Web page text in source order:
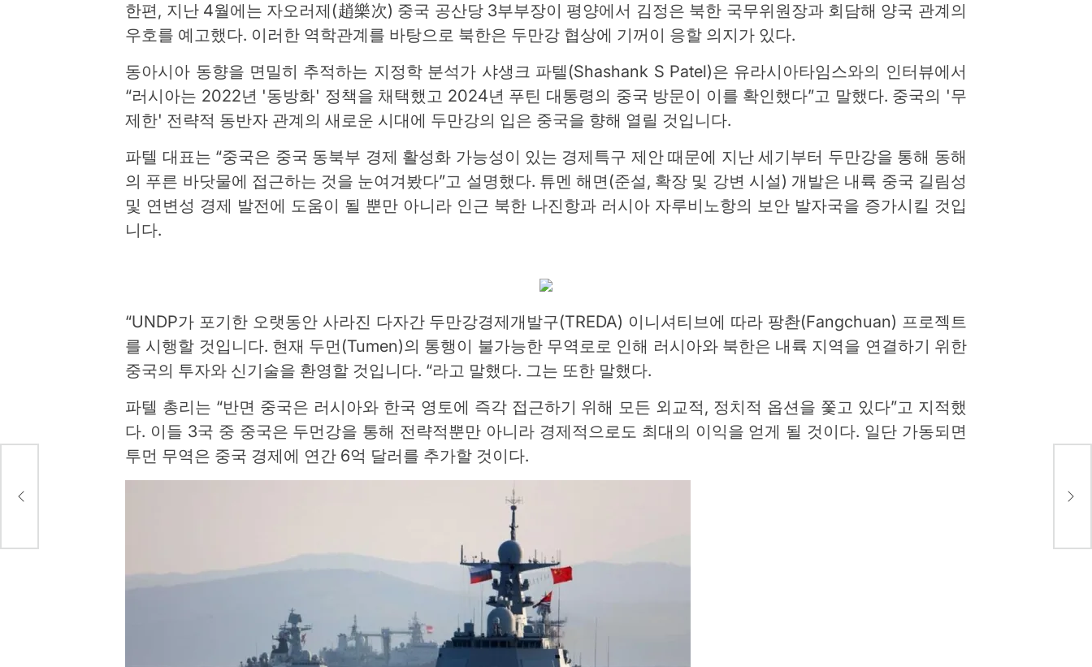
한편, 지난 4월에는 자오러제(趙樂次) 중국 공산당 3부부장이 평양에서 김정은 북한 국무위원장과 회담해 양국 관계의
우호를 예고했다. 이러한 역학관계를 바탕으로 북한은 두만강 협상에 기꺼이 응할 의지가 있다.
동아시아 동향을 면밀히 추적하는 지정학 분석가 샤생크 파텔(Shashank S Patel)은 유라시아타임스와의 인터뷰에서
“러시아는 2022년 '동방화' 정책을 채택했고 2024년 푸틴 대통령의 중국 방문이 이를 확인했다”고 말했다. 중국의 '무
제한' 전략적 동반자 관계의 새로운 시대에 두만강의 입은 중국을 향해 열릴 것입니다.
파텔 대표는 “중국은 중국 동북부 경제 활성화 가능성이 있는 경제특구 제안 때문에 지난 세기부터 두만강을 통해 동해
의 푸른 바닷물에 접근하는 것을 눈여겨봤다”고 설명했다. 튜멘 해면(준설, 확장 및 강변 시설) 개발은 내륙 중국 길림성
및 연변성 경제 발전에 도움이 될 뿐만 아니라 인근 북한 나진항과 러시아 자루비노항의 보안 발자국을 증가시킬 것입
니다.
“UNDP가 포기한 오랫동안 사라진 다자간 두만강경제개발구(TREDA) 이니셔티브에 따라 팡촨(Fangchuan) 프로젝트
를 시행할 것입니다. 현재 두먼(Tumen)의 통행이 불가능한 무역로로 인해 러시아와 북한은 내륙 지역을 연결하기 위한
중국의 투자와 신기술을 환영할 것입니다. “라고 말했다. 그는 또한 말했다.
파텔 총리는 “반면 중국은 러시아와 한국 영토에 즉각 접근하기 위해 모든 외교적, 정치적 옵션을 쫓고 있다”고 지적했
다. 이들 3국 중 중국은 두먼강을 통해 전략적뿐만 아니라 경제적으로도 최대의 이익을 얻게 될 것이다. 일단 가동되면
투먼 무역은 중국 경제에 연간 6억 달러를 추가할 것이다.
군
일